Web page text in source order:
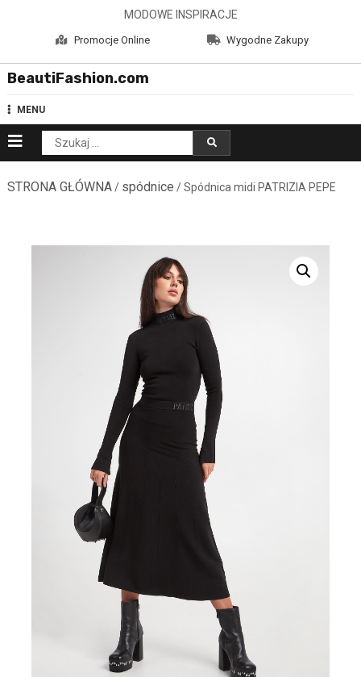
MODOWE INSPIRACJE
Promocje Online Wygodne Zakupy
BeautiFashion.com
MENU
Szukaj:
STRONA GŁÓWNA/ spódnice / Spódnica midi PATRIZIA PEPE